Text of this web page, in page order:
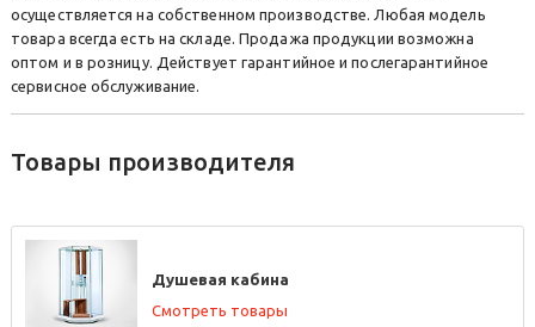
осуществляется на собственном производстве. Любая модель
товара всегда есть на складе. Продажа продукции возможна
оптом и в розницу. Действует гарантийное и послегарантийное
сервисное обслуживание.
Товары производителя
Душевая кабина
Смотреть товары